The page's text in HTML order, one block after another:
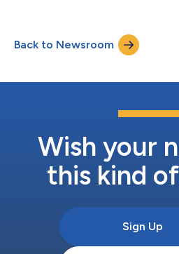
transmisiones tradicionales por
distribución inteligente de
críticas en todo el ecosistema de...
Back to Newsroom
Wish your
this kind
Sign Up